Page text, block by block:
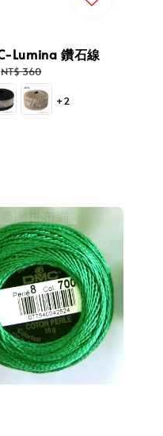
Lumina 鑽石線
Regular
price
NT$ 360
+2